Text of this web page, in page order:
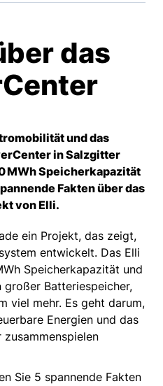
das
und das
in Salzgitter
MWh Speicherkapazität
Fakten über das
von Elli.
ein Projekt, das zeigt,
entwickelt. Das Elli
Speicherkapazität und
Batteriespeicher,
viel mehr. Es geht darum,
Energien und das
Sie 5 spannende Fakten